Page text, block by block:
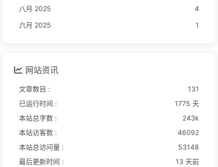
八月 2025
4
六月 2025
1
网站资讯
文章数目 :
131
已运行时间 :
1775 天
本站总字数 :
243k
本站访客数 :
46092
本站总访问量 :
53148
最后更新时间 :
13 天前